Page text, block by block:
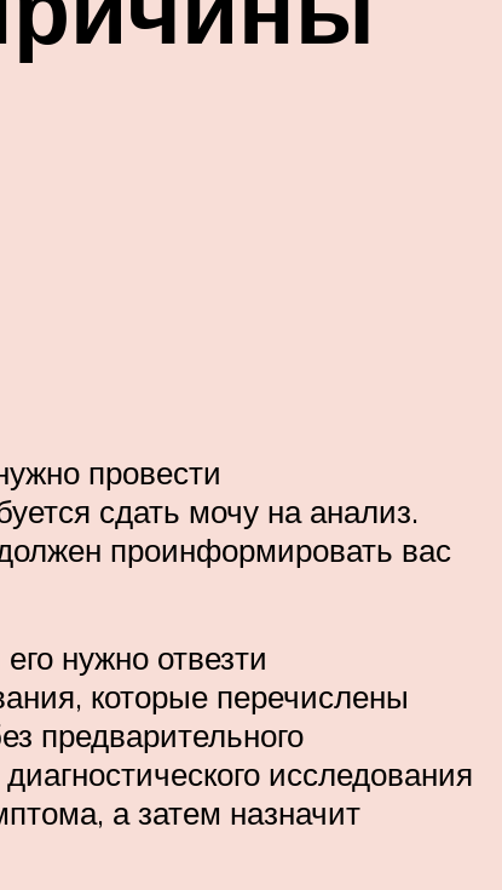
провести
сдать мочу на анализ.
проинформировать вас
нужно отвезти
которые перечислены
предварительного
исследования
а затем назначит